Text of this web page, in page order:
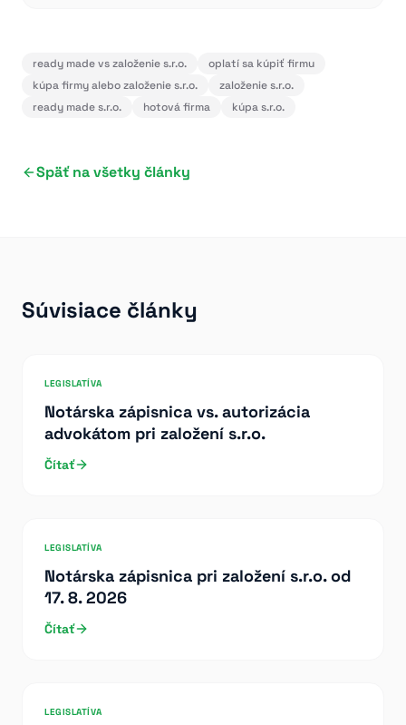
ready made vs založenie s.r.o.
oplatí sa kúpiť firmu
kúpa firmy alebo založenie s.r.o.
založenie s.r.o.
ready made s.r.o.
hotová firma kúpa s.r.o.
Späť na všetky články
Súvisiace články
LEGISLATÍVA
Notárska zápisnica vs. autorizácia
advokátom pri založení s.r.o.
Čítať
LEGISLATÍVA
Notárska zápisnica pri založení s.r.o. od
17. 8. 2026
Čítať
LEGISLATÍVA